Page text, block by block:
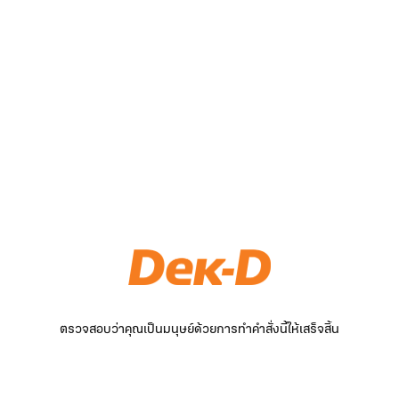
ตรวจสอบว่าคุณเป็นมนุษย์ด้วยการทำคำสั่งนี้ให้เสร็จสิ้น